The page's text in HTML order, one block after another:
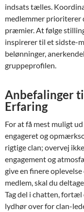
indsats tælles.
medlemmer prioriterer
præmier. At følge
inspirerer til et sidste-
belønninger,
gruppeprofilen.
Anbefalinger
Erfaring
For at få mest muligt
engageret og
rigtige clan; overvej
engagement og
give en finere
medlem, skal du
Tag del i chatten, fortæl
lydhør over for clan-